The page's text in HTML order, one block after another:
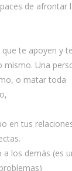
de afrontar
te apoyen y
mismo. Una
o matar toda
en tus
a los demás (es